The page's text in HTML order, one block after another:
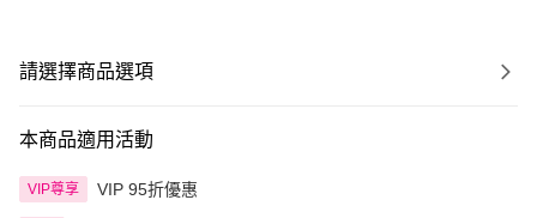
請選擇商品選項
本商品適用活動
VIP尊享 VIP 95折優惠